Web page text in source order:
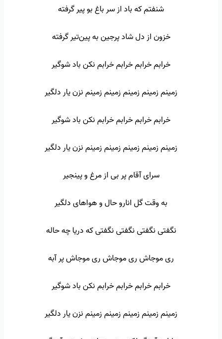
شنفتم که باد از سر باغ بو پیر گرفته
خزون از دل شاد پرجین به پین‌تیر گرفته
خرابم خرابم خرابم خرابم نکن باد شوگیر
زمینم زمینم زمینم زمینم زمینم نزن یار دلگیر
خرابم خرابم خرابم خرابم نکن باد شوگیر
زمینم زمینم زمینم زمینم زمینم نزن یار دلگیر
سرای آقام پر بی از مرغ و پینجیر
به وقت گل انارو حال و هواهای دلگیر
نگفتی نگفتی نگفتی نگفتی که دریا چه حاله
ری موجاش ری موجاش ری موجاش پر آبه
خرابم خرابم خرابم خرابم نکن باد شوگیر
زمینم زمینم زمینم زمینم زمینم نزن یار دلگیر